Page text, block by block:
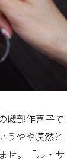
代わりまし
命お餅を作る
日もあるテ
、日持ちする
ていると話題
こ」は今の世
いるのだそう
磯部作喜子で
うやや漠然と
せ。「ル・サ